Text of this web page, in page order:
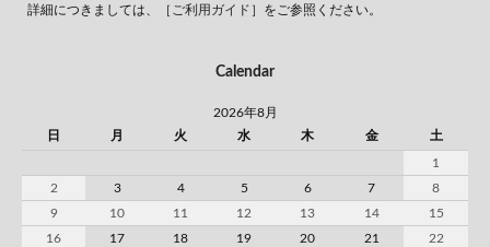
詳細につきましては、
［ご利用ガイド］ をご参照ください。
Calendar
2026年8月
日
月 火 水 木 金 土
1
2
3 4 5 6 7
8
9
10 11 12 13 14
15
16
17 18 19 20 21
22